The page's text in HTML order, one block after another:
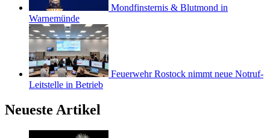
Mondfinsternis & Blutmond in
Warnemünde
Feuerwehr Rostock nimmt neue Notruf-
Leitstelle in Betrieb
Neueste Artikel